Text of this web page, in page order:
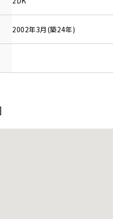
2002年3月(築24年)